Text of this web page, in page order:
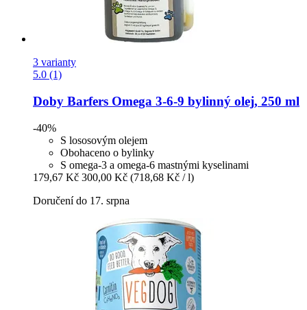
3 varianty
5.0 (1)
Doby Barfers Omega 3-​6-​9 bylinný olej, 250 ml
-40%
S lososovým olejem
Obohaceno o bylinky
S omega-3 a omega-6 mastnými kyselinami
179,67 Kč 300,00 Kč (718,68 Kč / l)
Doručení do 17. srpna